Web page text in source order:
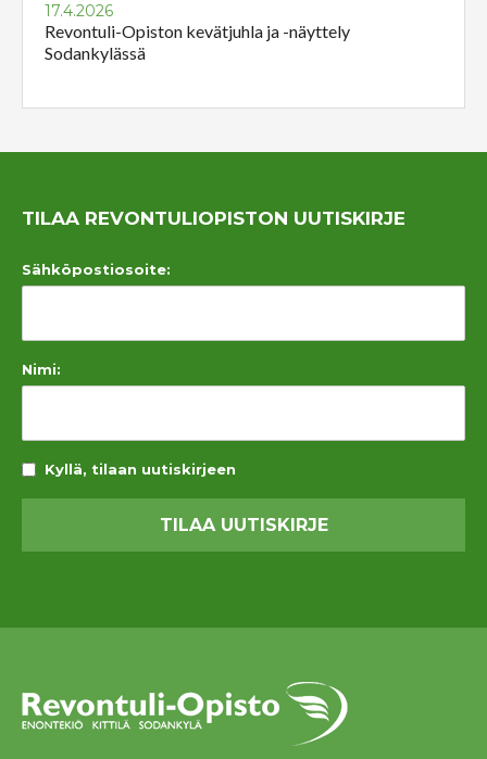
17.4.2026
Revontuli-Opiston kevätjuhla ja -näyttely
Sodankylässä
TILAA REVONTULIOPISTON UUTISKIRJE
Sähköpostiosoite:
Nimi:
Kyllä, tilaan uutiskirjeen